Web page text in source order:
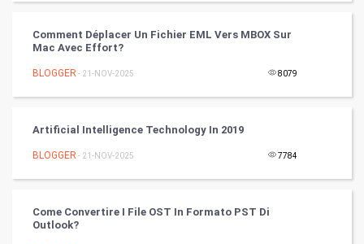
PPC
Mobile Marketing
Programming
CyberSecurtiy
Comment Déplacer Un Fichier EML Vers MBOX Sur
Mac Avec Effort?
BLOGGER - 21-NOV-2025 8079
Artificial Intelligence Technology In 2019
BLOGGER - 21-NOV-2025 7784
Come Convertire I File OST In Formato PST Di
Outlook?